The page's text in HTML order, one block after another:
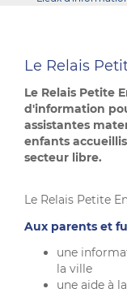
Le Relais
Le Relais Petite
d'information
assistantes
enfants
secteur libre.
Le Relais Petite
Aux parents et
une
la ville
une aide à